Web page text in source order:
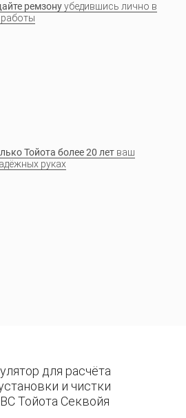
ремзонуубедившись лично в
Тойота более 20 лет ваш
руках
для расчёта
и чистки
Тойота Секвойя